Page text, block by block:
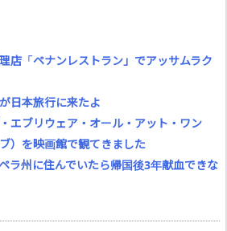
店「ペナンレストラン」でアッサムラク
日本旅行に来たよ
エブリウェア・オール・アット・ワン
）を映画館で観てきました
ラ州に住んでいたら帰国後3年献血できな